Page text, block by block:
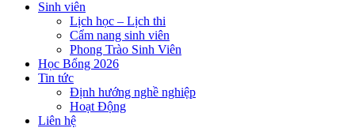
Sinh viên
Lịch học – Lịch thi
Cẩm nang sinh viên
Phong Trào Sinh Viên
Học Bổng 2026
Tin tức
Định hướng nghề nghiệp
Hoạt Động
Liên hệ